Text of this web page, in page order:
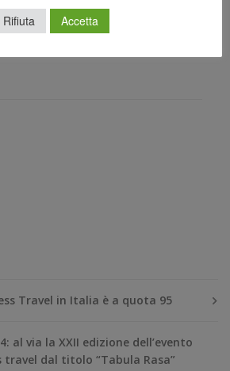
sia di linea sia low cost – ha
Travel in Italia è a quota 95
al via la XXII edizione dell’evento
dal titolo “Tabula Rasa”
Rifiuta Accetta